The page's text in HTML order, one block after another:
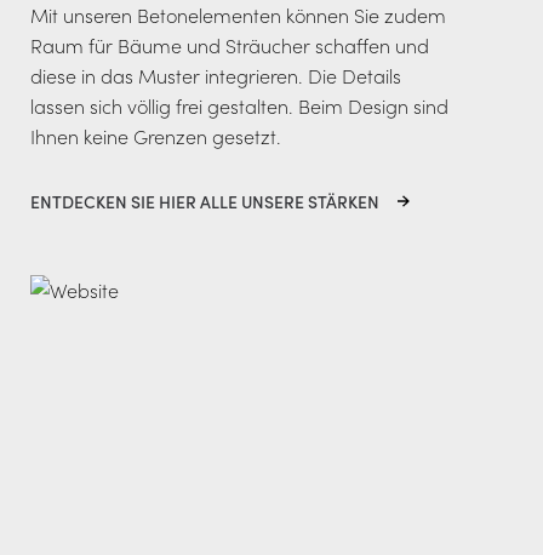
Mit unseren Betonelementen können Sie zudem
Raum für Bäume und Sträucher schaffen und
diese in das Muster integrieren. Die Details
lassen sich völlig frei gestalten. Beim Design sind
Ihnen keine Grenzen gesetzt.
ENTDECKEN SIE HIER ALLE UNSERE STÄRKEN